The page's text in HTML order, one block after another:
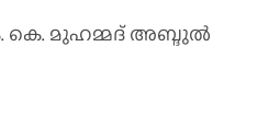
കെ. മുഹമ്മദ് അബ്ദുൽ